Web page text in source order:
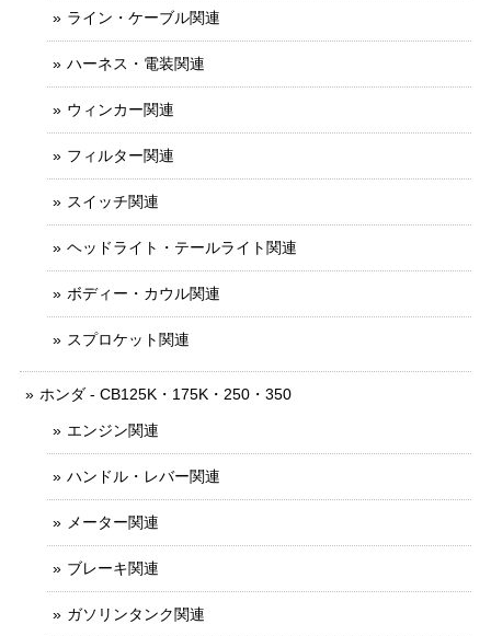
ライン・ケーブル関連
ハーネス・電装関連
ウィンカー関連
フィルター関連
スイッチ関連
ヘッドライト・テールライト関連
ボディー・カウル関連
スプロケット関連
ホンダ - CB125K・175K・250・350
エンジン関連
ハンドル・レバー関連
メーター関連
ブレーキ関連
ガソリンタンク関連